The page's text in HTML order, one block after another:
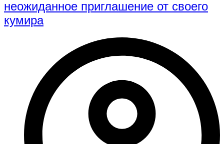
неожиданное приглашение от своего
кумира